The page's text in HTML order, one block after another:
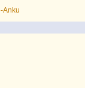
Anku